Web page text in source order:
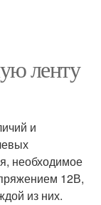
ленту
и
необходимое
12В,
из них.